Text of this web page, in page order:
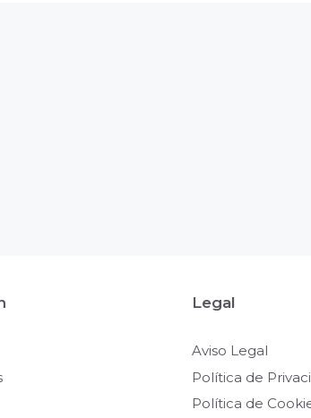
Legal
Aviso Legal
Política de
Política de